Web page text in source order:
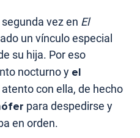
vez en El
un vínculo especial
su hija. Por eso
nocturno y el
con ella, de hecho
para despedirse y
en orden.